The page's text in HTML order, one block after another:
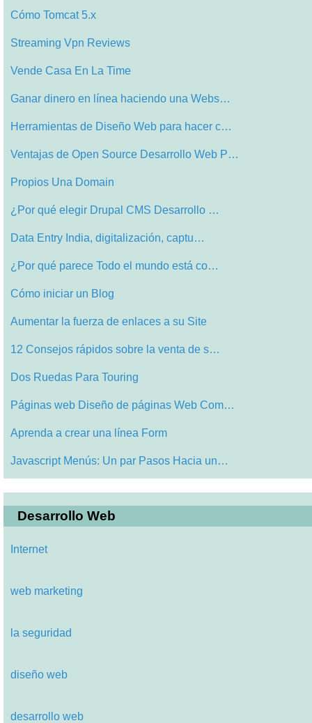
Cómo Tomcat 5.x
Streaming Vpn Reviews
Vende Casa En La Time
Ganar dinero en línea haciendo una Webs…
Herramientas de Diseño Web para hacer c…
Ventajas de Open Source Desarrollo Web P…
Propios Una Domain
¿Por qué elegir Drupal CMS Desarrollo …
Data Entry India, digitalización, captu…
¿Por qué parece Todo el mundo está co…
Cómo iniciar un Blog
Aumentar la fuerza de enlaces a su Site
12 Consejos rápidos sobre la venta de s…
Dos Ruedas Para Touring
Páginas web Diseño de páginas Web Com…
Aprenda a crear una línea Form
Javascript Menús: Un par Pasos Hacia un…
Desarrollo Web
Internet
web marketing
la seguridad
diseño web
desarrollo web